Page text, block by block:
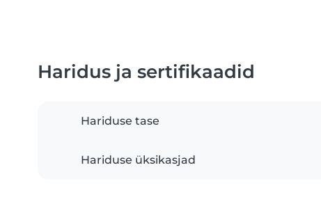
Haridus ja sertifikaadid
Hariduse tase
Hariduse üksikasjad